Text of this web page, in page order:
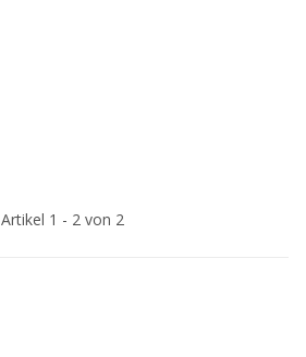
Artikel 1 - 2 von 2